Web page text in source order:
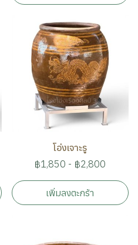
โอ่งเจาะรู
฿1,850 - ฿2,800
เพิ่มลงตะกร้า